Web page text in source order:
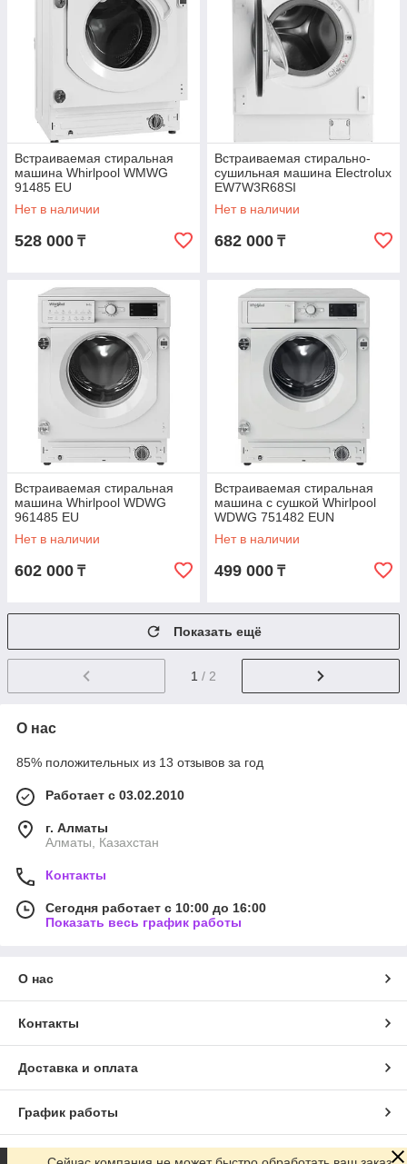
Встраиваемая стиральная
машина Whirlpool WMWG
91485 EU
Нет в наличии
528 000 ₸
Встраиваемая стирально-
сушильная машина Electrolux
EW7W3R68SI
Нет в наличии
682 000 ₸
Встраиваемая стиральная
машина Whirlpool WDWG
961485 EU
Нет в наличии
602 000 ₸
Встраиваемая стиральная
машина с сушкой Whirlpool
WDWG 751482 EUN
Нет в наличии
499 000 ₸
Показать ещё
1 / 2
О нас
85% положительных из 13 отзывов за год
Работает с 03.02.2010
г. Алматы
Алматы, Казахстан
Контакты
Сегодня работает с 10:00 до 16:00
Показать весь график работы
О нас
Контакты
Доставка и оплата
График работы
Полная версия сайта